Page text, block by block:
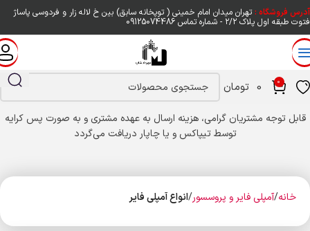
آدرس فروشگاه :تهران میدان امام خمینی ( توپخانه سابق) بین خ لاله زار و فردوسی پاساژ
فتوت طبقه اول پلاک ۲/۲ - شماره تماس 09125074486
0
0 تومان
قابل توجه مشتریان گرامی، هزینه ارسال به عهده مشتری و به صورت پس کرایه
توسط تیپاکس و یا چاپار دریافت می‌گردد
خانه آمپلی فایر و پروسسور انواع آمپلی فایر